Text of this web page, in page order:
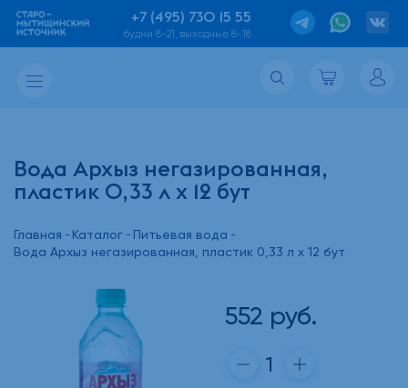
+7 (495) 730 15 55
будни 8-21, выходные 8-18
Вода Архыз негазированная,
пластик 0,33 л х 12 бут
Главная Каталог
Питьевая вода
Вода Архыз негазированная, пластик 0,33 л х 12 бут
552 руб.